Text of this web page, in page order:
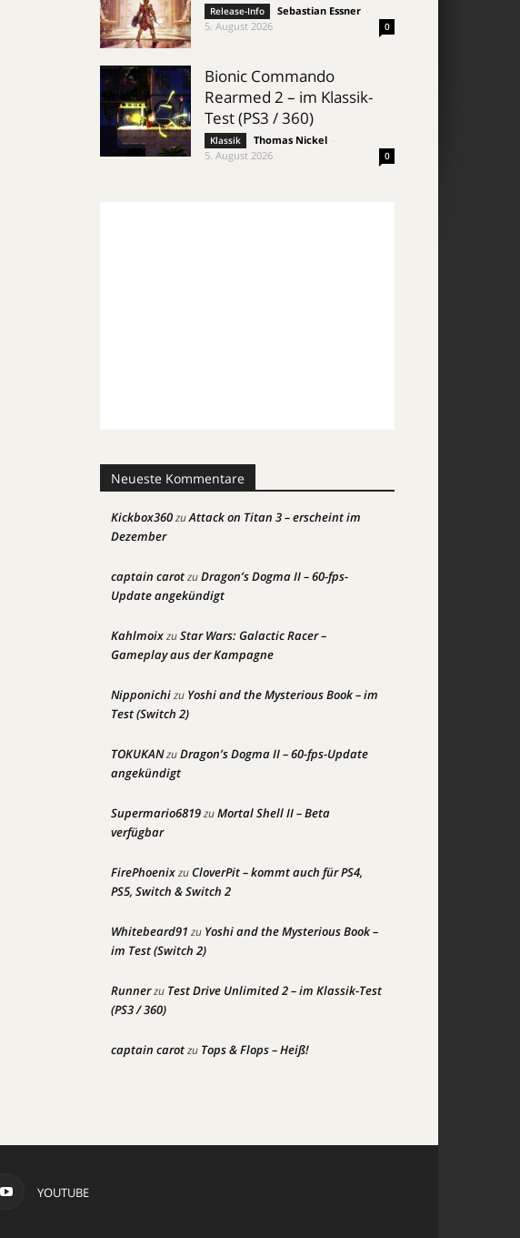
Release-Info Sebastian Essner
5. August 2026
0
Bionic Commando
Rearmed 2 – im Klassik-
Test (PS3 / 360)
Klassik Thomas Nickel
5. August 2026
0
Neueste Kommentare
Kickbox360zuAttack on Titan 3 – erscheint im
Dezember
captain carotzuDragon’s Dogma II – 60-fps-
Update angekündigt
KahlmoixzuStar Wars: Galactic Racer –
Gameplay aus der Kampagne
Nipponichizu Yoshi and the Mysterious Book – im
Test (Switch 2)
TOKUKANzuDragon’s Dogma II – 60-fps-Update
angekündigt
Supermario6819zuMortal Shell II – Beta
verfügbar
FirePhoenixzuCloverPit – kommt auch für PS4,
PS5, Switch & Switch 2
Whitebeard91 zu Yoshi and the Mysterious Book –
im Test (Switch 2)
Runnerzu Test Drive Unlimited 2 – im Klassik-Test
(PS3 / 360)
captain carotzu Tops & Flops – Heiß!
YOUTUBE